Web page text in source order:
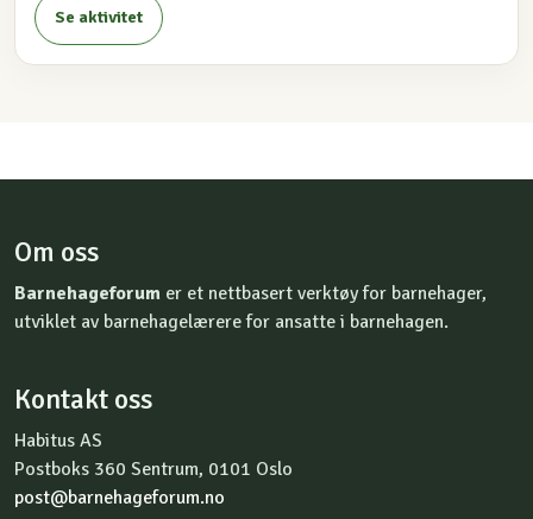
Se aktivitet
Om oss
Barnehageforum er et nettbasert verktøy for barnehager,
utviklet av barnehagelærere for ansatte i barnehagen.
Kontakt oss
Habitus AS
Postboks 360 Sentrum, 0101 Oslo
post@barnehageforum.no